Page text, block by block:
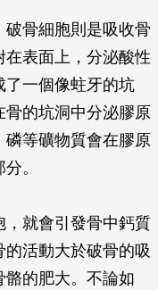
骨細胞則是吸收骨
表面上，分泌酸性
了一個像蛀牙的坑
的坑洞中分泌膠原
等礦物質會在膠原
。
就會引發骨中鈣質
活動大於破骨的吸
的肥大。不論如